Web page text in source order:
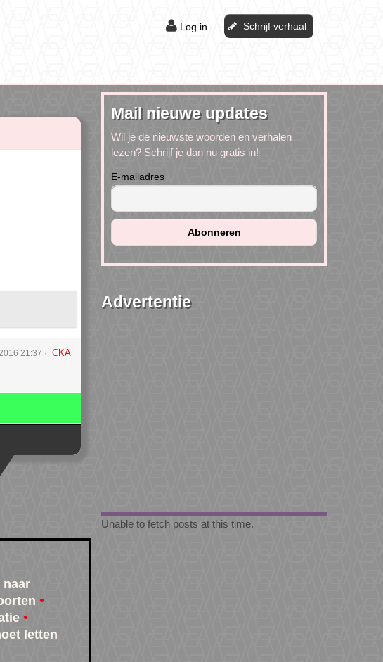
Log in Schrijf verhaal
21:37 CKA
naar
letten
Mail nieuwe updates
Wil je de nieuwste woorden en verhalen
lezen? Schrijf je dan nu gratis in!
E-mailadres
Advertentie
Unable to fetch posts at this time.